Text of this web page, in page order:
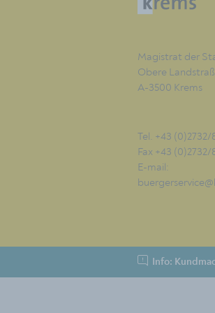
Magistrat der
Obere
A-3500 Krems
Tel. +43 (0)2732/
Fax +43
E-mail:
Info: